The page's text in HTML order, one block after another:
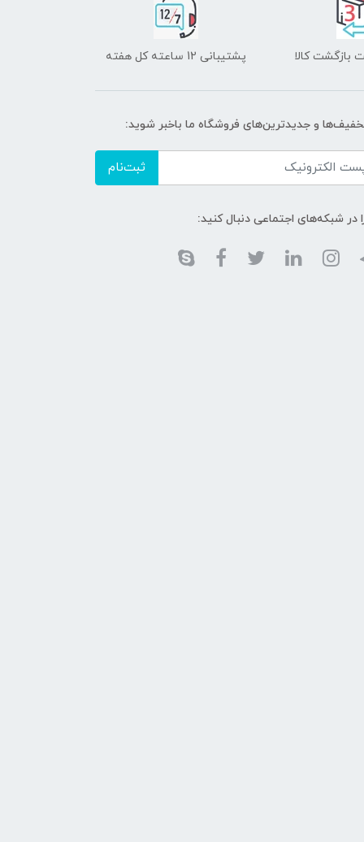
بازگشت کالا پشتیبانی 12 ساعته کل هفته
و جدیدترین‌های فروشگاه ما باخبر شوید:
ثبت‌نام
در شبکه‌های اجتماعی دنبال کنید: